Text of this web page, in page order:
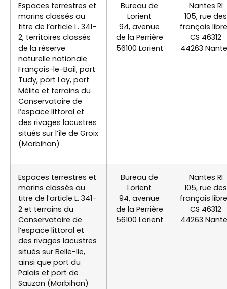
Espaces terrestres et
marins classés au
titre de l’article L. 341-
2, territoires classés
de la réserve
naturelle nationale
François-le-Bail, port
Tudy, port Lay, port
Mélite et terrains du
Conservatoire de
l’espace littoral et
des rivages lacustres
situés sur l’île de Groix
(Morbihan)
Bureau de
Lorient
94, avenue
de la Perrière
56100 Lorient
Nantes RI
105, rue des
français
CS 46312
44263
Espaces terrestres et
marins classés au
titre de l’article L. 341-
2 et terrains du
Conservatoire de
l’espace littoral et
des rivages lacustres
situés sur Belle-Ile,
ainsi que port du
Palais et port de
Sauzon (Morbihan)
Bureau de
Lorient
94, avenue
de la Perrière
56100 Lorient
Nantes RI
105, rue des
français
CS 46312
44263